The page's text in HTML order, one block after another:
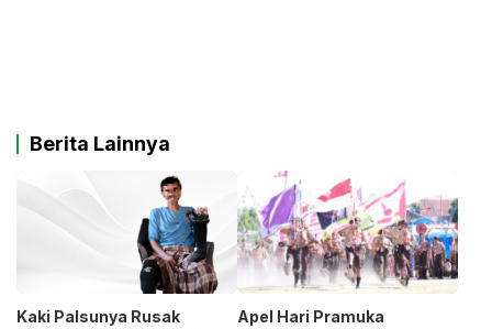
Berita Lainnya
Kaki Palsunya Rusak
Apel Hari Pramuka